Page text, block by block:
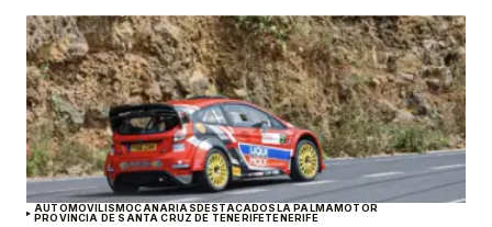
AUTOMOVILISMOCANARIASDESTACADOSLA PALMAMOTOR
PROVINCIA DE SANTA CRUZ DE TENERIFETENERIFE